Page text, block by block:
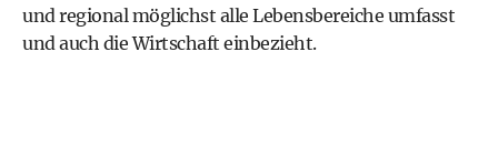
und regional möglichst alle Lebensbereiche umfasst
und auch die Wirtschaft einbezieht.